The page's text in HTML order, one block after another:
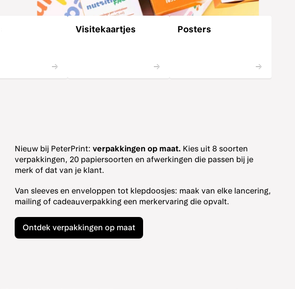
Visitekaartjes Posters
Nieuw bij PeterPrint: verpakkingen op maat. Kies uit 8 soorten
verpakkingen, 20 papiersoorten en afwerkingen die passen bij je
merk of dat van je klant.
Van sleeves en enveloppen tot klepdoosjes: maak van elke lancering,
mailing of cadeauverpakking een merkervaring die opvalt.
Ontdek verpakkingen op maat